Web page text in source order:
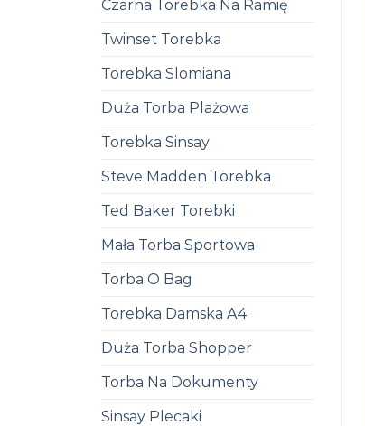
Czarna Torebka Na Ramię
Twinset Torebka
Torebka Slomiana
Duża Torba Plażowa
Torebka Sinsay
Steve Madden Torebka
Ted Baker Torebki
Mała Torba Sportowa
Torba O Bag
Torebka Damska A4
Duża Torba Shopper
Torba Na Dokumenty
Sinsay Plecaki